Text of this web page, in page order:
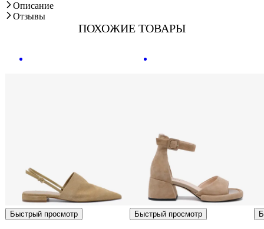
Описание
Отзывы
ПОХОЖИЕ ТОВАРЫ
Быстрый просмотр Быстрый просмотр